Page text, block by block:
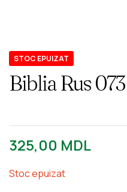
STOC EPUIZAT
Biblia Rus
325,00 MDL
Stoc epuizat